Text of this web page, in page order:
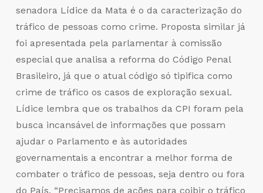
senadora Lídice da Mata é o da caracterização do
tráfico de pessoas como crime. Proposta similar já
foi apresentada pela parlamentar à comissão
especial que analisa a reforma do Código Penal
Brasileiro, já que o atual código só tipifica como
crime de tráfico os casos de exploração sexual.
Lídice lembra que os trabalhos da CPI foram pela
busca incansável de informações que possam
ajudar o Parlamento e às autoridades
governamentais a encontrar a melhor forma de
combater o tráfico de pessoas, seja dentro ou fora
do País. “Precisamos de ações para coibir o tráfico